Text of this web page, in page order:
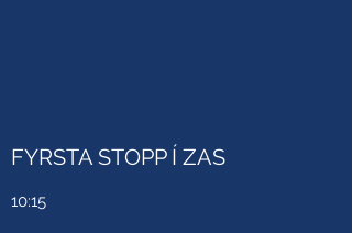
FYRSTA STOPP Í ZAS
10:15